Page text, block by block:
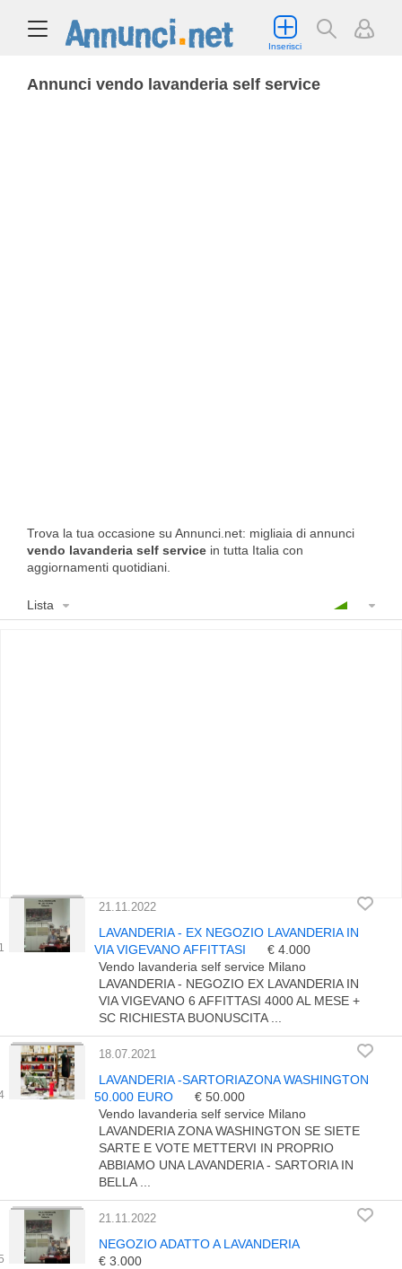
Inserisci
Annunci vendo lavanderia self service
Trova la tua occasione su Annunci.net: migliaia di annunci
vendo lavanderia self service in tutta Italia con
aggiornamenti quotidiani.
Lista
21.11.2022
LAVANDERIA - EX NEGOZIO LAVANDERIA IN
VIA VIGEVANO AFFITTASI
€ 4.000
Vendo lavanderia self service Milano
LAVANDERIA - NEGOZIO EX LAVANDERIA IN
VIA VIGEVANO 6 AFFITTASI 4000 AL MESE +
SC RICHIESTA BUONUSCITA ...
18.07.2021
LAVANDERIA -SARTORIAZONA WASHINGTON
50.000 EURO
€ 50.000
Vendo lavanderia self service Milano
LAVANDERIA ZONA WASHINGTON SE SIETE
SARTE E VOTE METTERVI IN PROPRIO
ABBIAMO UNA LAVANDERIA - SARTORIA IN
BELLA ...
21.11.2022
NEGOZIO ADATTO A LAVANDERIA
€ 3.000